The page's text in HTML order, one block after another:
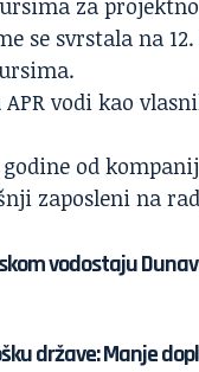
se svrstala na
APR vodi kao
od
zaposleni na
vodostaju
države: Manje